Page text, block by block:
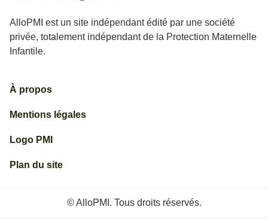
AlloPMI est un site indépendant édité par une société
privée, totalement indépendant de la Protection Maternelle
Infantile.
© AlloPMI. Tous droits réservés.
À propos
Mentions légales
Logo PMI
Plan du site